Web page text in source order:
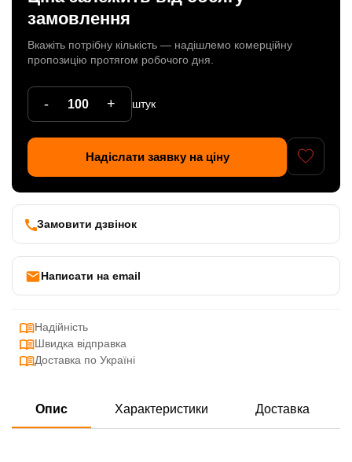
замовлення
Вкажіть потрібну кількість — надішлемо комерційну
пропозицію протягом робочого дня.
- + штук
Надіслати заявку на ціну
Замовити дзвінок
Написати на email
Надійність
Швидка відправка
Доставка по Україні
Опис Характеристики Доставка
Патрони
Кабельна продукція
Елементи кріплення
Продукція з пластика
Литі елементи
Дерев'яні вироби